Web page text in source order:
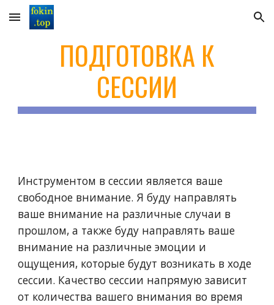
Skip to main content Skip to navigation
ПОДГОТОВКА К
СЕССИИ
Инструментом в сессии является ваше
свободное внимание. Я буду направлять
ваше внимание на различные случаи в
прошлом, а также буду направлять ваше
внимание на различные эмоции и
ощущения, которые будут возникать в ходе
сессии. Качество сессии напрямую зависит
от количества вашего внимания во время